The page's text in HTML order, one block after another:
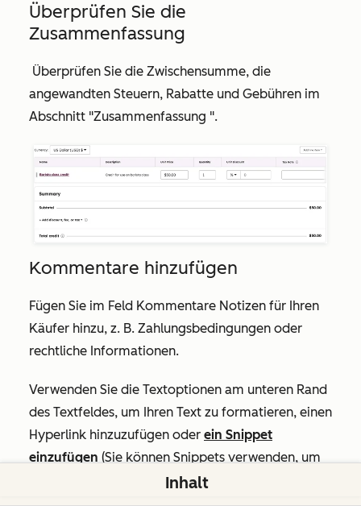
Überprüfen Sie die
Zusammenfassung
Überprüfen Sie die Zwischensumme, die
angewandten Steuern, Rabatte und Gebühren im
Abschnitt "Zusammenfassung ".
Kommentare hinzufügen
Fügen Sie im Feld Kommentare Notizen für Ihren
Käufer hinzu, z. B. Zahlungsbedingungen oder
rechtliche Informationen.
Verwenden Sie die Textoptionen am unteren Rand
des Textfeldes, um Ihren Text zu formatieren, einen
Hyperlink hinzuzufügen oder ein Snippet
einzufügen (Sie können Snippets verwenden, um
Textstücke zu erstellen. Wenn Sie z. B. regelmäßig
dieselben Begriffe in einer Gutschrift verwenden,
Inhalt